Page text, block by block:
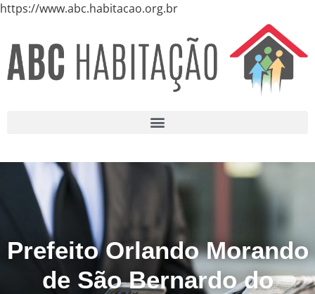
https://www.abc.habitacao.org.br
Prefeito Orlando Morando
de São Bernardo do